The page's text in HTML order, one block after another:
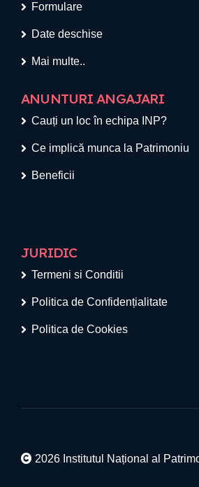
Formulare
Date deschise
Mai multe..
ANUNTURI ANGAJARI
Cauți un loc în echipa INP?
Ce implică munca la Patrimoniu
Beneficii
JURIDIC
Termeni si Conditii
Politica de Confidențialitate
Politica de Cookies
2026 Institutul Național al